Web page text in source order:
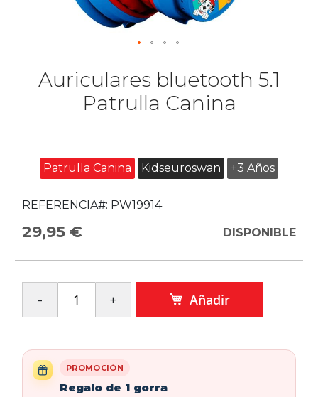
Auriculares bluetooth 5.1
Patrulla Canina
Patrulla Canina Kidseuroswan +3 Años
REFERENCIA#: PW19914
29,95 € DISPONIBLE
Añadir
PROMOCIÓN
Regalo de 1 gorra